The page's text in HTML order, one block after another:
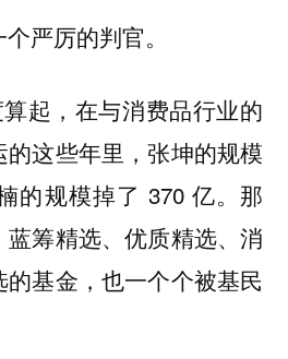
严厉的判官。
起，在与消费品行业的
这些年里，张坤的规模
的规模掉了 370 亿。那
筹精选、优质精选、消
基金，也一个个被基民